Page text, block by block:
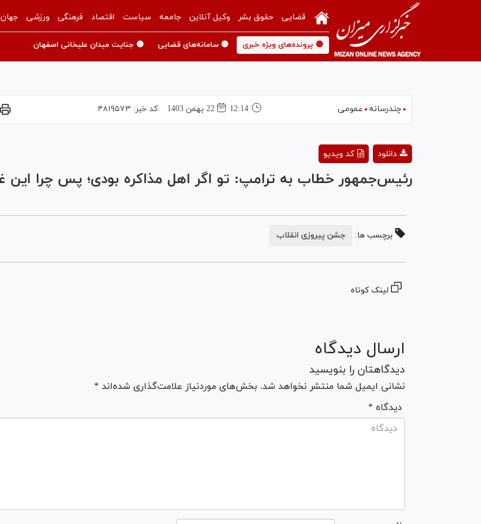
قضایی حقوق بشر وکیل آنلاین جامعه سیاست اقتصاد فرهنگی ورزشی جهان
🟡 پرونده‌های ویژه خبری 🟡 سامانه‌های قضایی 🟡 جنایت میدان علیخانی اصفهان
چندرسانه عمومی 12:14 22 بهمن 1403 کد خبر: ۴۸۱۹۵۷۳
کد ویدیو دانلود
رئیس‌جمهور خطاب به ترامپ: تو اگر اهل مذاکره بودی؛ پس چرا این
برچسب ها: جشن پیروزی انقلاب
لینک کوتاه
ارسال دیدگاه
دیدگاهتان را بنویسید
نشانی ایمیل شما منتشر نخواهد شد. بخش‌های موردنیاز علامت‌گذاری شده‌اند *
* دیدگاه